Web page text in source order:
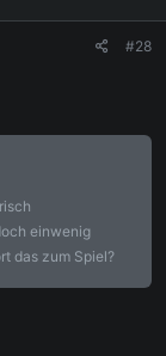
#28
einwenig
das zum Spiel?